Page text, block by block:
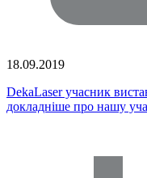
18.09.2019
DekaLaser учасник
докладніше про нашу